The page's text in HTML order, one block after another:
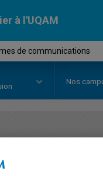
à l'UQAM
de communications
Nos